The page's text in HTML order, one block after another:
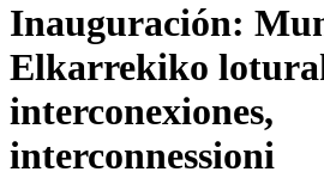
Inauguración:
Elkarrekiko
interconexiones,
interconnessioni